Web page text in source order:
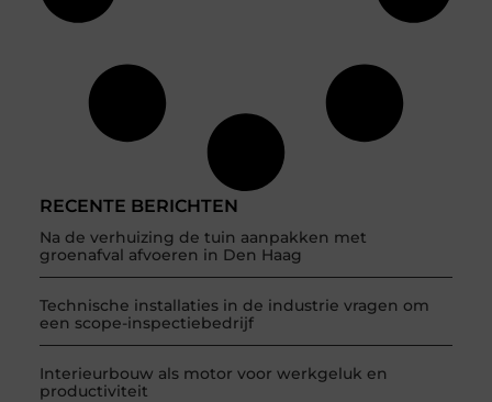
RECENTE BERICHTEN
Na de verhuizing de tuin aanpakken met
groenafval afvoeren in Den Haag
Technische installaties in de industrie vragen om
een scope-inspectiebedrijf
Interieurbouw als motor voor werkgeluk en
productiviteit